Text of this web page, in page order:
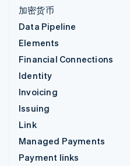
加密货币
Data Pipeline
Elements
Financial Connections
Identity
Invoicing
Issuing
Link
Managed Payments
Payment links